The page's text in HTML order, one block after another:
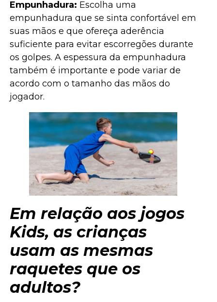
Empunhadura: Escolha uma
empunhadura que se sinta confortável em
suas mãos e que ofereça aderência
suficiente para evitar escorregões durante
os golpes. A espessura da empunhadura
também é importante e pode variar de
acordo com o tamanho das mãos do
jogador.
Em relação aos jogos
Kids, as crianças
usam as mesmas
raquetes que os
adultos?